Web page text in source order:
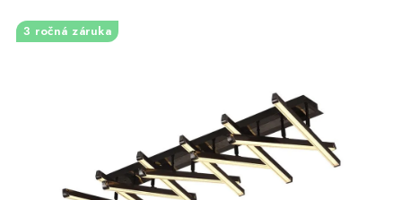
ELEKTROMATERIÁL
SOLÁRNE SYSTÉMY
3 ročná záruka